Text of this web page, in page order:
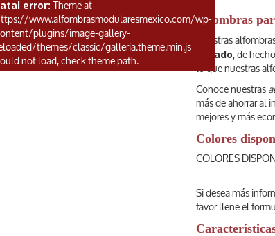
error: Theme at
www.alfombrasmodularesmexico.com/wp-
plugins/image-gallery-
themes/classic/galleria.theme.min.js
not load, check theme path.
Alfombras
Nuestras
pesado, de
lo que nuestras
Conoce nuestras
más de ahorrar al
mejores y más
Colores
COLORES
Si desea más
favor llene el